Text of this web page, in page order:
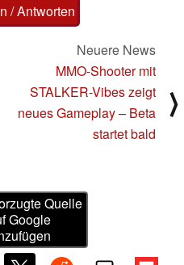
/ Antworten
Neuere News
MMO-Shooter mit
STALKER-Vibes zeigt
neues Gameplay – Beta
startet bald
⟩
Quelle
Google